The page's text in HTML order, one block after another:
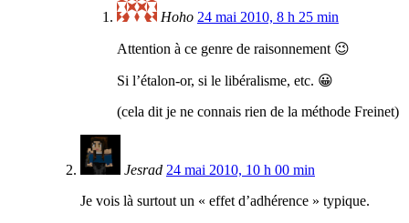
Hoho 24 mai 2010, 8 h 25 min
Attention à ce genre de raisonnement 😉
Si l’étalon-or, si le libéralisme, etc. 😀
(cela dit je ne connais rien de la méthode Freinet)
Jesrad 24 mai 2010, 10 h 00 min
Je vois là surtout un « effet d’adhérence » typique.